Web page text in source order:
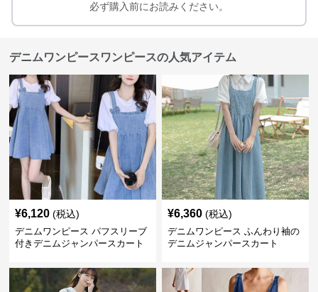
必ず購入前にお読みください。
デニムワンピースワンピースの人気アイテム
¥6,120 (税込)
デニムワンピース パフスリーブ
付きデニムジャンパースカート
¥6,360 (税込)
デニムワンピース ふんわり袖の
デニムジャンパースカート